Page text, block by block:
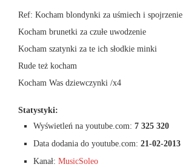
Ref: Kocham blondynki za uśmiech i spojrzenie
Kocham brunetki za czułe uwodzenie
Kocham szatynki za te ich słodkie minki
Rude też kocham
Kocham Was dziewczynki /x4
Statystyki:
Wyświetleń na youtube.com: 7 325 320
Data dodania do youtube.com: 21-02-2013
Kanał: MusicSoleo